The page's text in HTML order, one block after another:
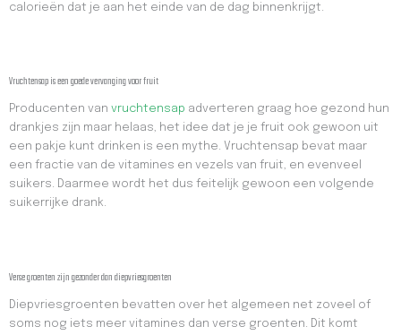
calorieën dat je aan het einde van de dag binnenkrijgt.
Vruchtensap is een goede vervanging voor fruit
Producenten van vruchtensap adverteren graag hoe gezond hun
drankjes zijn maar helaas, het idee dat je je fruit ook gewoon uit
een pakje kunt drinken is een mythe. Vruchtensap bevat maar
een fractie van de vitamines en vezels van fruit, en evenveel
suikers. Daarmee wordt het dus feitelijk gewoon een volgende
suikerrijke drank.
Verse groenten zijn gezonder dan diepvriesgroenten
Diepvriesgroenten bevatten over het algemeen net zoveel of
soms nog iets meer vitamines dan verse groenten. Dit komt